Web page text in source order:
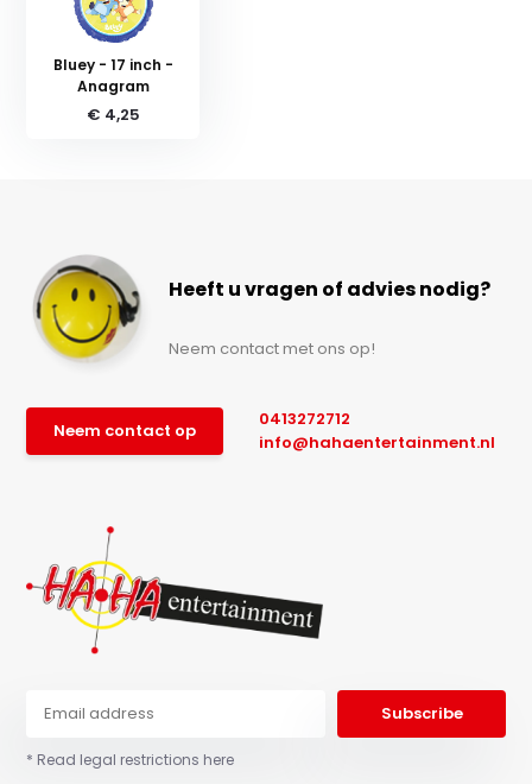
Bluey - 17 inch -
Anagram
€ 4,25
Heeft u vragen of advies nodig?
Neem contact met ons op!
Neem contact op
0413272712
info@hahaentertainment.nl
Subscribe
* Read legal restrictions here